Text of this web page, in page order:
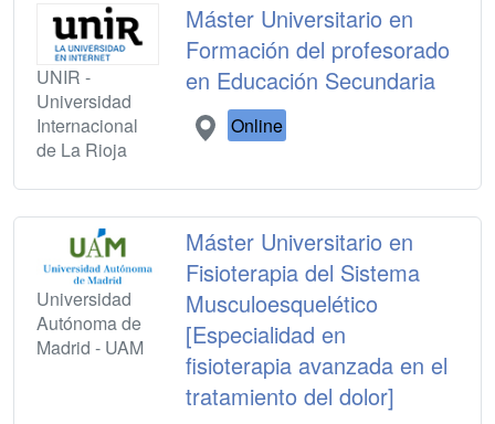
UNIR -
Universidad
Internacional
de La Rioja
Máster Universitario en
Formación del profesorado
en Educación Secundaria
Online
Universidad
Autónoma de
Madrid - UAM
Máster Universitario en
Fisioterapia del Sistema
Musculoesquelético
[Especialidad en
fisioterapia avanzada en el
tratamiento del dolor]